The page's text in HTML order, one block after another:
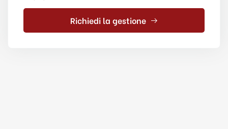
Richiedi la gestione